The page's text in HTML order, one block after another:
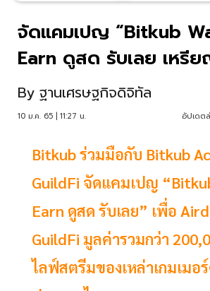
จัดแคมเปญ “Bitkub
Earn ดูสด รับเลย เหรี
By ฐานเศรษฐกิจดิจิทัล
10 ม.ค. 65 | 11:27 น. อัปเดต
Bitkub ร่วมมือกับ Bitkub
GuildFi จัดแคมเปญ
Earn ดูสด รับเลย” เพื่อ
GuildFi มูลค่ารวมกว่า
ไลฟ์สตรีมของเหล่าเกมเมอ